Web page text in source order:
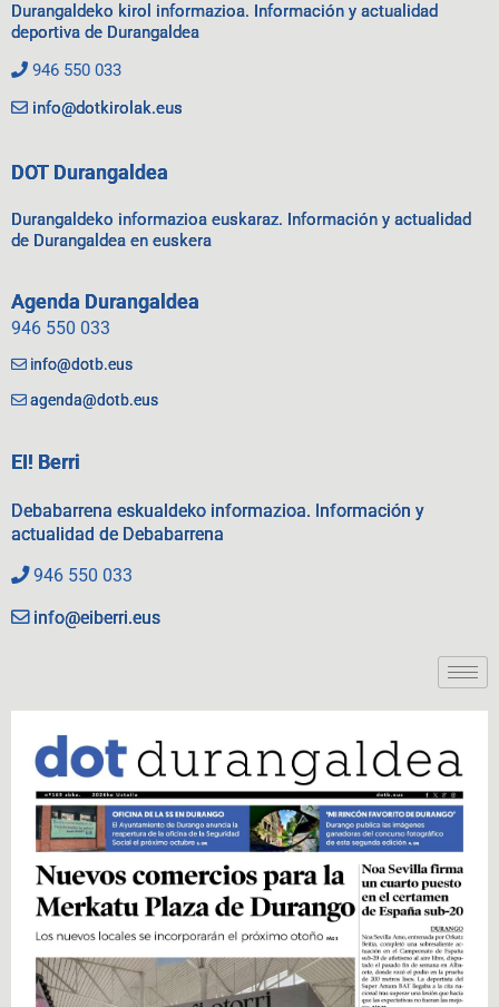
Durangaldeko kirol informazioa. Información y actualidad
deportiva de Durangaldea
946 550 033
info@dotkirolak.eus
DOT Durangaldea
Durangaldeko informazioa euskaraz. Información y actualidad
de Durangaldea en euskera
Agenda Durangaldea
946 550 033
info@dotb.eus
agenda@dotb.eus
EI! Berri
Debabarrena eskualdeko informazioa. Información y
actualidad de Debabarrena
946 550 033
info@eiberri.eus